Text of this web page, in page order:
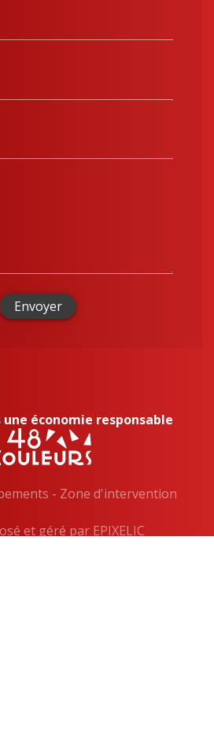
Envoyer
économie responsable
- Zone d'intervention
et géré par EPIXELIC